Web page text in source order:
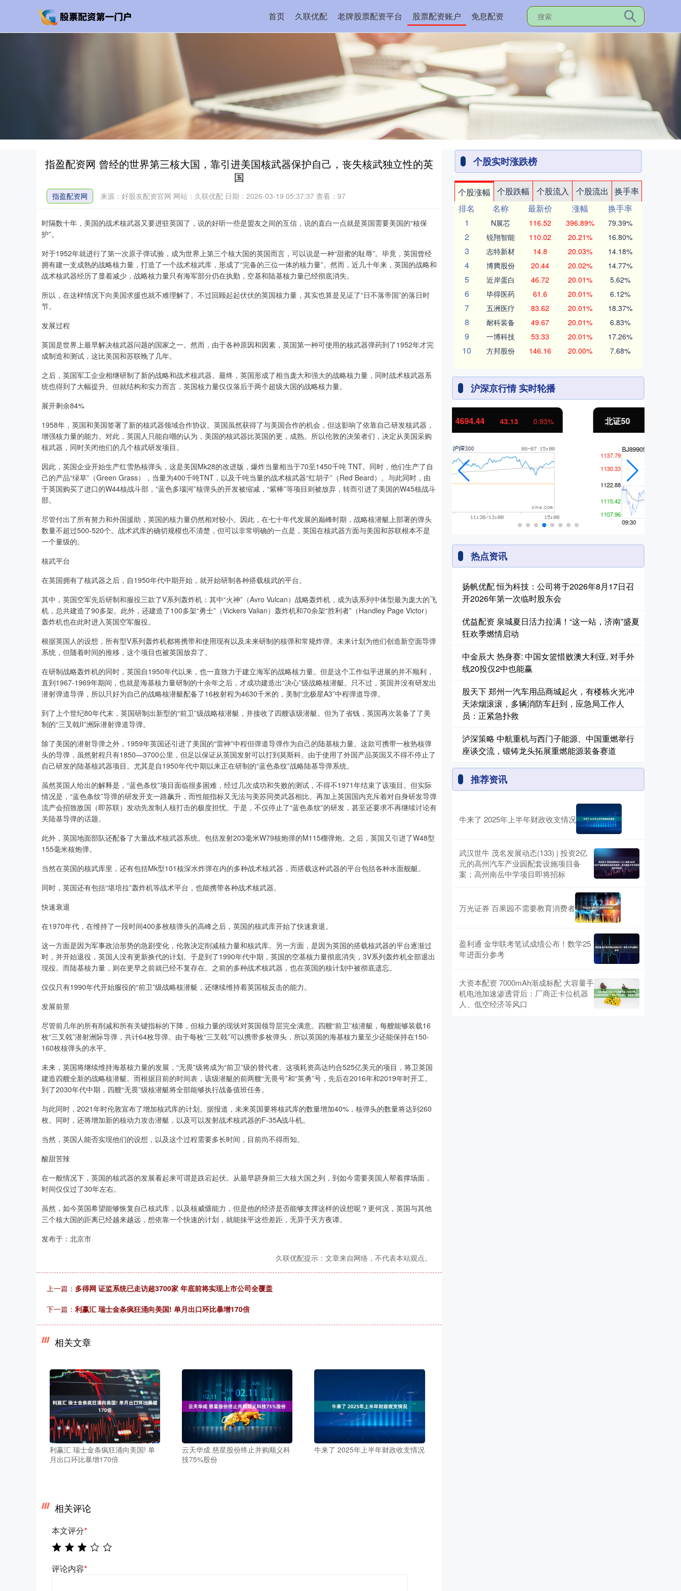
首页 久联优配 老牌股票配资平台 股票配资账户 免息配资
指盈配资网 曾经的世界第三核大国，靠引进美国核武器保护自己，丧失核武独立性的英
国
指盈配资网 来源：好股友配资官网 网站：久联优配 日期：2026-03-19 05:37:37 查看：97
时隔数十年，美国的战术核武器又要进驻英国了，说的好听一些是盟友之间的互信，说的直白一点就是英国需要美国的“核保
护”。
对于1952年就进行了第一次原子弹试验，成为世界上第三个核大国的英国而言，可以说是一种“甜蜜的耻辱”。毕竟，英国曾经
拥有建一支成熟的战略核力量，打造了一个战术核武库，形成了“完备的三位一体的核力量”。然而，近几十年来，英国的战略和
战术核武器经历了显着减少，战略核力量只有海军部分仍在执勤，空基和陆基核力量已经彻底消失。
所以，在这样情况下向美国求援也就不难理解了。不过回顾起起伏伏的英国核力量，其实也算是见证了“日不落帝国”的落日时
节。
发展过程
英国是世界上最早解决核武器问题的国家之一。然而，由于各种原因和因素，英国第一种可使用的核武器弹药到了1952年才完
成制造和测试，这比美国和苏联晚了几年。
之后，英国军工企业相继研制了新的战略和战术核武器。最终，英国形成了相当庞大和强大的战略核力量，同时战术核武器系
统也得到了大幅提升。但就结构和实力而言，英国核力量仅仅落后于两个超级大国的战略核力量。
展开剩余84%
1958年，英国和美国签署了新的核武器领域合作协议。英国虽然获得了与美国合作的机会，但这影响了依靠自己研发核武器，
增强核力量的能力。对此，英国人只能自嘲的认为，美国的核武器比英国的更，成熟。所以伦敦的决策者们，决定从美国采购
核武器，同时关闭他们的几个核武研发项目。
因此，英国企业开始生产红雪热核弹头，这是美国Mk28的改进版，爆炸当量相当于70至1450千吨 TNT。同时，他们生产了自
己的产品“绿草”（Green Grass），当量为400千吨TNT，以及千吨当量的战术核武器“红胡子”（Red Beard）。与此同时，由
于英国购买了进口的W44核战斗部，“蓝色多瑙河”核弹头的开发被缩减，“紫棒”等项目则被放弃，转而引进了美国的W45核战斗
部。
尽管付出了所有努力和外国援助，英国的核力量仍然相对较小。因此，在七十年代发展的巅峰时期，战略核潜艇上部署的弹头
数量不超过500-520个。战术武库的确切规模也不清楚，但可以非常明确的一点是，英国在核武器方面与美国和苏联根本不是
一个量级的。
核武平台
在英国拥有了核武器之后，自1950年代中期开始，就开始研制各种搭载核武的平台。
其中，英国空军先后研制和服役三款了V系列轰炸机：其中“火神”（Avro Vulcan）战略轰炸机，成为该系列中体型最为庞大的飞
机，总共建造了90多架。此外，还建造了100多架“勇士”（Vickers Valian）轰炸机和70余架“胜利者”（Handley Page Victor）
轰炸机也在此时进入英国空军服役。
根据英国人的设想，所有型V系列轰炸机都将携带和使用现有以及未来研制的核弹和常规炸弹。未来计划为他们创造新空面导弹
系统，但随着时间的推移，这个项目也被英国放弃了。
在研制战略轰炸机的同时，英国自1950年代以来，也一直致力于建立海军的战略核力量。但是这个工作似乎进展的并不顺利，
直到1967-1969年期间，也就是海基核力量研制的十余年之后，才成功建造出“决心”级战略核潜艇。只不过，英国并没有研发出
潜射弹道导弹，所以只好为自己的战略核潜艇配备了16枚射程为4630千米的，美制“北极星A3”中程弹道导弹。
到了上个世纪80年代末，英国研制出新型的“前卫”级战略核潜艇，并接收了四艘该级潜艇。但为了省钱，英国再次装备了了美
制的“三叉戟II”洲际潜射弹道导弹。
除了美国的潜射导弹之外，1959年英国还引进了美国的“雷神”中程但弹道导弹作为自己的陆基核力量。这款可携带一枚热核弹
头的导弹，虽然射程只有1850—3700公里，但足以保证从英国发射可以打到莫斯科。由于使用了外国产品英国又不得不停止了
自己研发的陆基核武器项目。尤其是自1950年代中期以来正在研制的“蓝色条纹”战略陆基导弹系统。
虽然英国人给出的解释是，“蓝色条纹”项目面临很多困难，经过几次成功和失败的测试，不得不1971年结束了该项目。但实际
情况是，“蓝色条纹”导弹的研发开支一路飙升，而性能指标又无法与美苏同类武器相比。再加上英国国内充斥着对自身研发导弹
流产会招致敌国（即苏联）发动先发制人核打击的极度担忧。于是，不仅停止了“蓝色条纹”的研发，甚至还要求不再继续讨论有
关陆基导弹的话题。
此外，英国地面部队还配备了大量战术核武器系统。包括发射203毫米W79核炮弹的M115榴弹炮。之后，英国又引进了W48型
155毫米核炮弹。
当然在英国的核武库里，还有包括Mk型101核深水炸弹在内的多种战术核武器，而搭载这种武器的平台包括各种水面舰艇。
同时，英国还有包括“堪培拉”轰炸机等战术平台，也能携带各种战术核武器。
快速衰退
在1970年代，在维持了一段时间400多枚核弹头的高峰之后，英国的核武库开始了快速衰退。
这一方面是因为军事政治形势的急剧变化，伦敦决定削减核力量和核武库。另一方面，是因为英国的搭载核武器的平台逐渐过
时，并开始退役，英国人没有更新换代的计划。于是到了1990年代中期，英国的空基核力量彻底消失，3V系列轰炸机全部退出
现役。而陆基核力量，则在更早之前就已经不复存在。之前的多种战术核武器，也在英国的核计划中被彻底遗忘。
仅仅只有1990年代开始服役的“前卫”级战略核潜艇，还继续维持着英国核反击的能力。
发展前景
尽管前几年的所有削减和所有关键指标的下降，但核力量的现状对英国领导层完全满意。四艘“前卫”核潜艇，每艘能够装载16
枚“三叉戟”潜射洲际导弹，共计64枚导弹。由于每枚“三叉戟”可以携带多枚弹头，所以英国的海基核力量至少还能保持在150-
160枚核弹头的水平。
未来，英国将继续维持海基核力量的发展，“无畏”级将成为“前卫”级的替代者。这项耗资高达约合525亿美元的项目，将卫英国
建造四艘全新的战略核潜艇。而根据目前的时间表，该级潜艇的前两艘“无畏号”和“英勇”号，先后在2016年和2019年时开工。
到了2030年代中期，四艘“无畏”级核潜艇将全部能够执行战备值班任务。
与此同时，2021年时伦敦宣布了增加核武库的计划。据报道，未来英国要将核武库的数量增加40%，核弹头的数量将达到260
枚。同时，还将增加新的核动力攻击潜艇，以及可以发射战术核武器的F-35A战斗机。
当然，英国人能否实现他们的设想，以及这个过程需要多长时间，目前尚不得而知。
酸甜苦辣
在一般情况下，英国的核武器的发展看起来可谓是跌宕起伏。从最早跻身前三大核大国之列，到如今需要美国人帮着撑场面，
时间仅仅过了30年左右。
虽然，如今英国希望能够恢复自己核武库，以及核威慑能力，但是他的经济是否能够支撑这样的设想呢？更何况，英国与其他
三个核大国的距离已经越来越远，想依靠一个快速的计划，就能抹平这些差距，无异于天方夜谭。
发布于：北京市
久联优配提示：文章来自网络，不代表本站观点。
上一篇： 多得网 证监系统已走访超3700家 年底前将实现上市公司全覆盖
下一篇： 利赢汇 瑞士金条疯狂涌向美国! 单月出口环比暴增170倍
相关文章
利赢汇 瑞士金条疯狂涌向美国! 单
月出口环比暴增170倍
云天华成 慈星股份终止并购顺义科
技75%股份
牛来了 2025年上半年财政收支情况
相关评论
本文评分*
评论内容*
个股实时涨跌榜
个股涨幅 个股跌幅 个股流入 个股流出
换手率
排名
名称 最新价 涨幅
换手率
1
N展芯 116.52 396.89% 79.39%
2 锐翔智能 110.02 20.21% 16.80%
3 志特新材 14.8 20.03% 14.18%
4 博腾股份 20.44 20.02% 14.77%
5 近岸蛋白 46.72 20.01% 5.62%
6 毕得医药 61.6 20.01% 6.12%
7 五洲医疗 83.62 20.01% 18.37%
8 耐科装备 49.67 20.01% 6.83%
9 一博科技 53.33 20.01% 17.26%
10 方邦股份 146.16 20.00% 7.68%
沪深京行情 实时轮播
1.02% 深证成指 14311.01 200.89 1.42% 沪深300 4694.44 43.13 0.93% 北证50 1134.24 1.01%
热点资讯
扬帆优配 恒为科技：公司将于2026年8月17日召
开2026年第一次临时股东会
优益配资 泉城夏日活力拉满！“这一站，济南”盛夏
狂欢季燃情启动
中金辰大 热身赛: 中国女篮惜败澳大利亚, 对手外
线20投仅2中也能赢
股天下 郑州一汽车用品商城起火，有楼栋火光冲
天浓烟滚滚，多辆消防车赶到，应急局工作人
员：正紧急扑救
泸深策略 中航重机与西门子能源、中国重燃举行
座谈交流，锻铸龙头拓展重燃能源装备赛道
推荐资讯
牛来了 2025年上半年财政收支情况
武汉世牛 茂名发展动态(133) | 投资2亿
元的高州汽车产业园配套设施项目备
案；高州南岳中学项目即将招标
万光证券 百果园不需要教育消费者
盈利通 金华联考笔试成绩公布！数学25
年进面分参考
大资本配资 7000mAh渐成标配 大容量手
机电池加速渗透背后：厂商正卡位机器
人、低空经济等风口